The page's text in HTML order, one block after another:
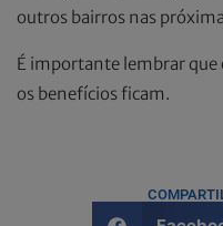
outros bairros nas
É importante lembrar que
os benefícios ficam.